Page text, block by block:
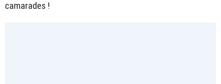
camarades !